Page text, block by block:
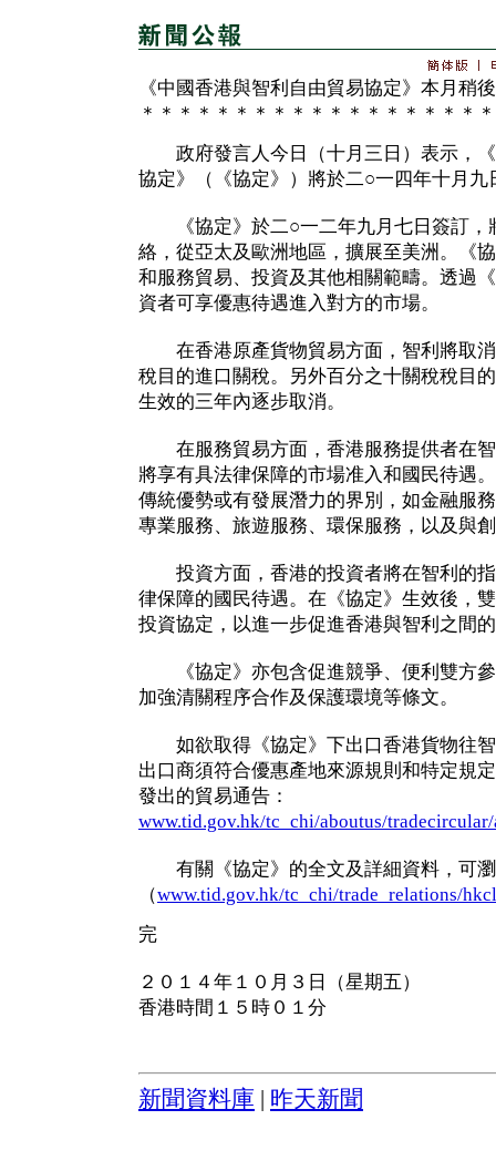
《中國香港與智利自由貿易協定》本月稍
＊＊＊＊＊＊＊＊＊＊＊＊＊＊＊＊＊＊
政府發言人今日（十月三日）表示，《
協定》（《協定》）將於二○一四年十月九
《協定》於二○一二年九月七日簽訂，
絡，從亞太及歐洲地區，擴展至美洲。《
和服務貿易、投資及其他相關範疇。透過
資者可享優惠待遇進入對方的市場。
在香港原產貨物貿易方面，智利將取消
稅目的進口關稅。另外百分之十關稅稅目
生效的三年內逐步取消。
在服務貿易方面，香港服務提供者在智
將享有具法律保障的市場准入和國民待遇
傳統優勢或有發展潛力的界別，如金融服
專業服務、旅遊服務、環保服務，以及與
投資方面，香港的投資者將在智利的指
律保障的國民待遇。在《協定》生效後，
投資協定，以進一步促進香港與智利之間
《協定》亦包含促進競爭、便利雙方參
加強清關程序合作及保護環境等條文。
如欲取得《協定》下出口香港貨物往智
出口商須符合優惠產地來源規則和特定規
發出的貿易通告：
www.tid.gov.hk/tc_chi/aboutus/
有關《協定》的全文及詳細資料，可瀏
（www.tid.gov.hk/tc_chi/trade_relations/
完
２０１４年１０月３日（星期五）
香港時間１５時０１分
新聞資料庫 昨天新聞